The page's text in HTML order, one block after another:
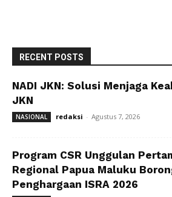
RECENT POSTS
NADI JKN: Solusi Menjaga
JKN
NASIONAL redaksi - Agustus 7, 2026
Program CSR Unggulan
Regional Papua Maluku
Penghargaan ISRA 2026